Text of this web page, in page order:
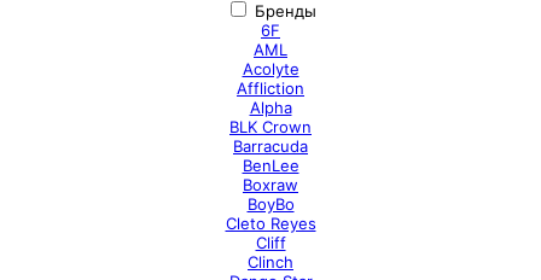
Бренды
6F
AML
Acolyte
Affliction
Alpha
BLK Crown
Barracuda
BenLee
Boxraw
BoyBo
Cleto Reyes
Cliff
Clinch